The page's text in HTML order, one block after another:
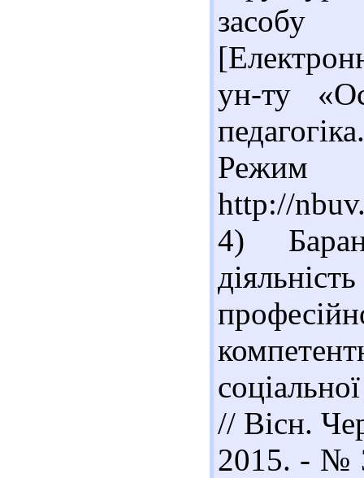
засобу
ун-ту
http://
4)
// Вісн.
2015. - №